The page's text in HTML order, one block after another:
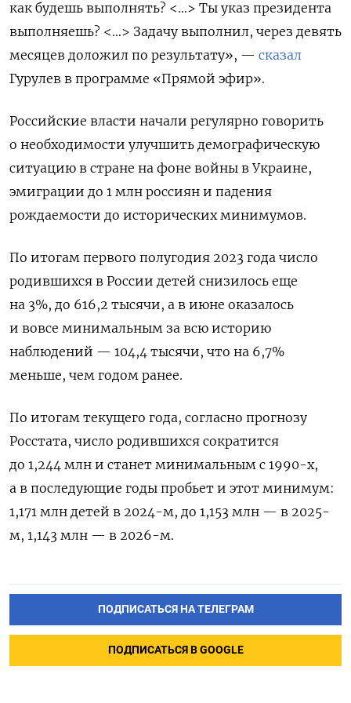
как будешь выполнять? <…> Ты указ президента
выполняешь? <…> Задачу выполнил, через девять
месяцев доложил по результату», — сказал
Гурулев в программе «Прямой эфир».
Российские власти начали регулярно говорить
о необходимости улучшить демографическую
ситуацию в стране на фоне войны в Украине,
эмиграции до 1 млн россиян и падения
рождаемости до исторических минимумов.
По итогам первого полугодия 2023 года число
родившихся в России детей снизилось еще
на 3%, до 616,2 тысячи, а в июне оказалось
и вовсе минимальным за всю историю
наблюдений — 104,4 тысячи, что на 6,7%
меньше, чем годом ранее.
По итогам текущего года, согласно прогнозу
Росстата, число родившихся сократится
до 1,244 млн и станет минимальным с 1990-х,
а в последующие годы пробьет и этот минимум:
1,171 млн детей в 2024-м, до 1,153 млн — в 2025-
м, 1,143 млн — в 2026-м.
ПОДПИСАТЬСЯ НА ТЕЛЕГРАМ
ПОДПИСАТЬСЯ В GOOGLE